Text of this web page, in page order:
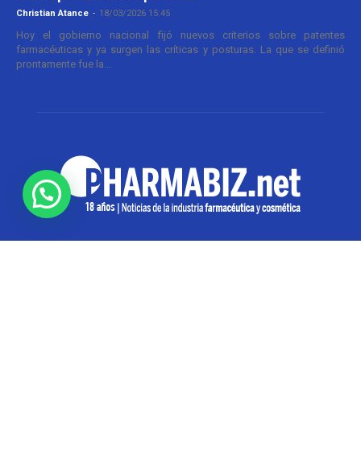
Christian Atance - 18/03/2026 15:45
Hoy el gobierno nacional fijó nuevos criterios sobre patentes
farmacéuticas y ya surgen las críticas y posturas. La que se definió
prontamente fue la...